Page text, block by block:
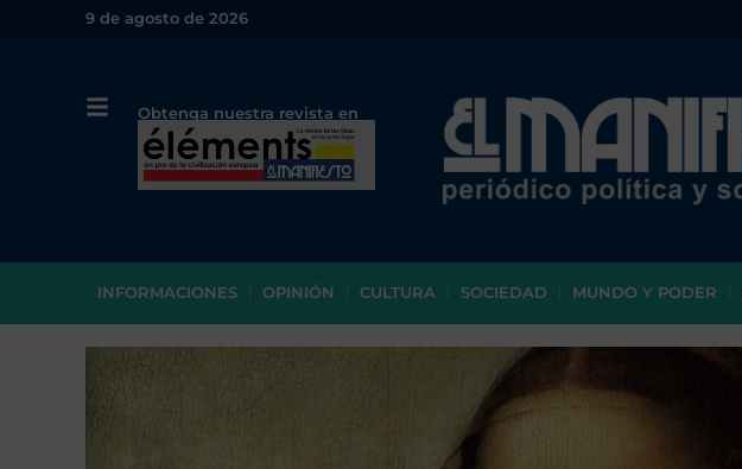
9 de agosto de 2026
Obtenga nuestra revista en
papel o en PDF
INFORMACIONES OPINIÓN CULTURA SOCIEDAD MUNDO Y PODER